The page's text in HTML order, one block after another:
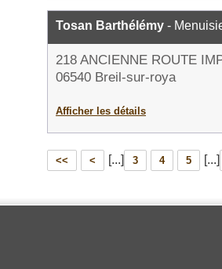
Tosan Barthélémy -
218 ANCIENNE ROUTE
06540 Breil-sur-roya
Afficher les détails
<< < [...] 3 4 5 [...]